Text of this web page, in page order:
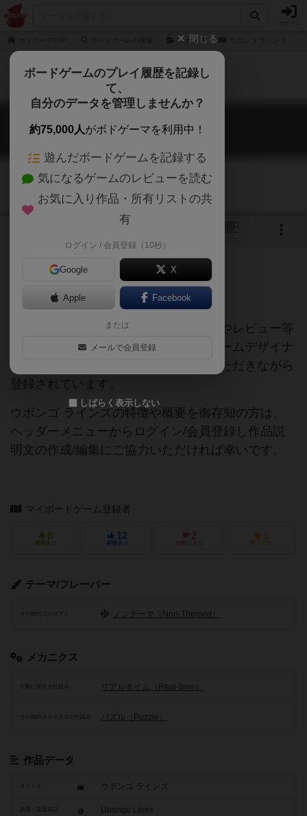
ウボンゴ
ウボンゴ ラインズ
Ubongo Lines
ご協力ください
当サイトに掲載されている作品説明文やレビュー等
の情報は、ボドゲーマ運営事務局・ゲームデザイナ
ーご本人様・有志の皆様にご協力をいただきながら
登録されています。
ウボンゴ ラインズの特徴や概要を御存知の方は、
ヘッダーメニューからログイン/会員登録し作品説
明文の作成/編集にご協力いただければ幸いです。
マイボードゲーム登録者
8
興味あり
12
経験あり
2
お気に入り
1
持ってる
テーマ/フレーバー
その他のコンセプト ノンテーマ（Non-Themed）
メカニクス
行動に関する仕組み リアルタイム（Real-time）
その他のメカニクスや仕組み パズル（Puzzle）
作品データ
タイトル ウボンゴ ラインズ
Ubongo Lines
閉じる
ボードゲームのプレイ履歴を記録し
て、
自分のデータを管理しませんか？
約75,000人がボドゲーマを利用中！
遊んだボードゲームを記録する
気になるゲームのレビューを読む
お気に入り作品・所有リストの共
有
ログイン / 会員登録（10秒）
Google X
Apple Facebook
または
メールで会員登録
しばらく表示しない